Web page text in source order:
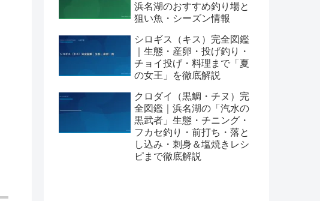
浜名湖のおすすめ釣り場と
狙い魚・シーズン情報
シロギス（キス）完全図鑑
｜生態・産卵・投げ釣り・
チョイ投げ・料理まで「夏
の女王」を徹底解説
クロダイ（黒鯛・チヌ）完
全図鑑｜浜名湖の「汽水の
黒武者」生態・チニング・
フカセ釣り・前打ち・落と
し込み・刺身＆塩焼きレシ
ピまで徹底解説